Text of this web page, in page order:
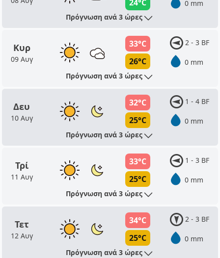
24°C
0 mm
Πρόγνωση ανά 3 ώρες
Κυρ
09 Αυγ
33°C
26°C
2 - 3 BF
0 mm
Πρόγνωση ανά 3 ώρες
Δευ
10 Αυγ
32°C
25°C
1 - 4 BF
0 mm
Πρόγνωση ανά 3 ώρες
Τρί
11 Αυγ
33°C
25°C
1 - 3 BF
0 mm
Πρόγνωση ανά 3 ώρες
Τετ
12 Αυγ
34°C
25°C
2 - 3 BF
0 mm
Πρόγνωση ανά 3 ώρες